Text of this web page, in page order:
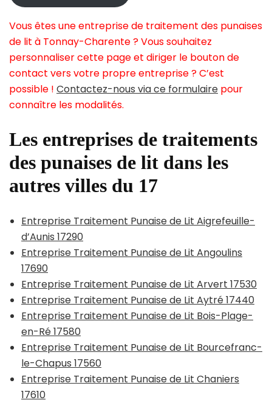
Vous êtes une entreprise de traitement des punaises
de lit à Tonnay-Charente ? Vous souhaitez
personnaliser cette page et diriger le bouton de
contact vers votre propre entreprise ? C’est
possible ! Contactez-nous via ce formulaire pour
connaître les modalités.
Les entreprises de traitements
des punaises de lit dans les
autres villes du 17
Entreprise Traitement Punaise de Lit Aigrefeuille-
d’Aunis 17290
Entreprise Traitement Punaise de Lit Angoulins
17690
Entreprise Traitement Punaise de Lit Arvert 17530
Entreprise Traitement Punaise de Lit Aytré 17440
Entreprise Traitement Punaise de Lit Bois-Plage-
en-Ré 17580
Entreprise Traitement Punaise de Lit Bourcefranc-
le-Chapus 17560
Entreprise Traitement Punaise de Lit Chaniers
17610